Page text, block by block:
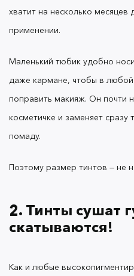
Совет актуален для
блески и карандаши
Если правильно
равномерно
Щеки и веки готовить не
«растворяет» тональную
хватит на несколько
применении.
Маленький тюбик удобно
даже кармане, чтобы в
поправить макияж. Он почти
косметичке и заменяет сразу
помаду.
Поэтому размер тинтов — не
2. Тинты сушат
скатываются!
Как и любые